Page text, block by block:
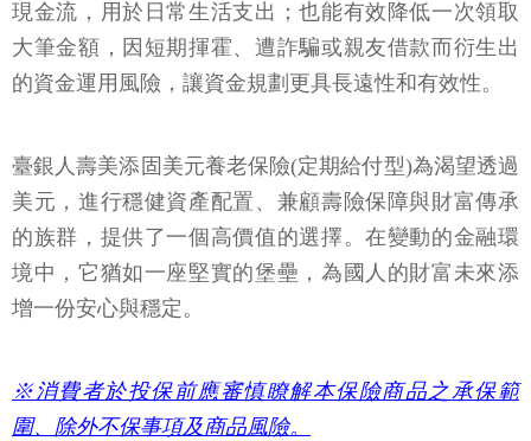
現金流，用於日常生活支出；也能有效降低一次領取
大筆金額，因短期揮霍、遭詐騙或親友借款而衍生出
的資金運用風險，讓資金規劃更具長遠性和有效性。
臺銀人壽美添固美元養老保險(定期給付型)為渴望透過
美元，進行穩健資產配置、兼顧壽險保障與財富傳承
的族群，提供了一個高價值的選擇。在變動的金融環
境中，它猶如一座堅實的堡壘，為國人的財富未來添
增一份安心與穩定。
※消費者於投保前應審慎瞭解本保險商品之承保範
圍、除外不保事項及商品風險。